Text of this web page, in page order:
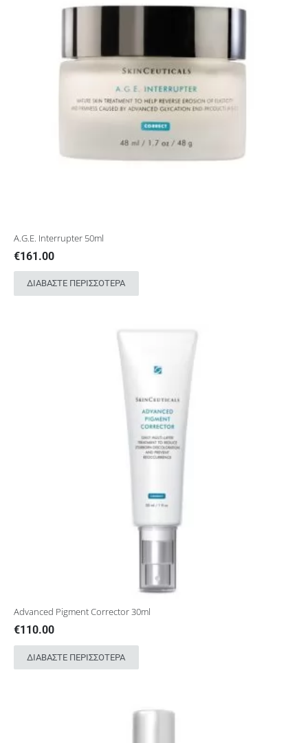
A.G.E. Interrupter 50ml
€161.00
ΔΙΑΒΆΣΤΕ ΠΕΡΙΣΣΌΤΕΡΑ
Advanced Pigment Corrector 30ml
€110.00
ΔΙΑΒΆΣΤΕ ΠΕΡΙΣΣΌΤΕΡΑ